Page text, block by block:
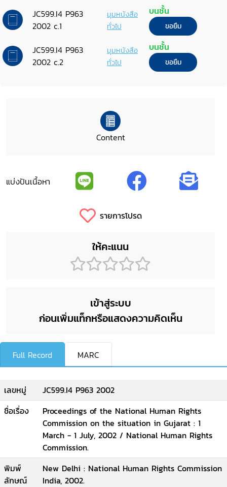
JC599.I4 P963
2002 c.1
มุมหนังสือ
ทั่วไป
บนชั้น
ขอยืม
JC599.I4 P963
2002 c.2
มุมหนังสือ
ทั่วไป
บนชั้น
ขอยืม
Content
แบ่งปันเนื้อหา
รายการโปรด
ให้คะแนน
เข้าสู่ระบบ
ก่อนเพิ่มแท็กหรือแสดงความคิดเห็น
Full Record MARC
เลขหมู่
JC599.I4 P963 2002
ชื่อเรื่อง
Proceedings of the National Human Rights
Commission on the situation in Gujarat : 1
March - 1 July, 2002 / National Human Rights
Commission.
พิมพ์
ลักษณ์
New Delhi : National Human Rights Commission
India, 2002.